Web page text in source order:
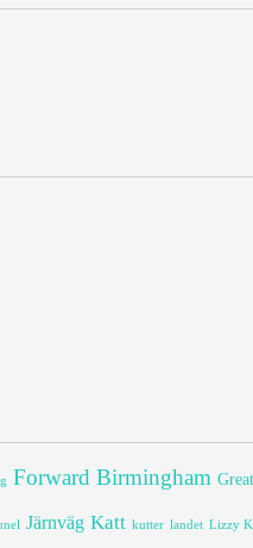
Forward Birmingham
Järnväg Katt kutter landet Lizzy